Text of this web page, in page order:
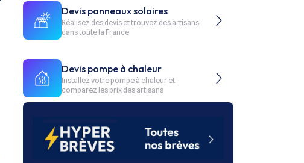
Devis panneaux solaires
Réalisez des devis et trouvez des artisans
dans toute la France
Devis pompe à chaleur
Installez votre pompe à chaleur et
comparez les prix des artisans